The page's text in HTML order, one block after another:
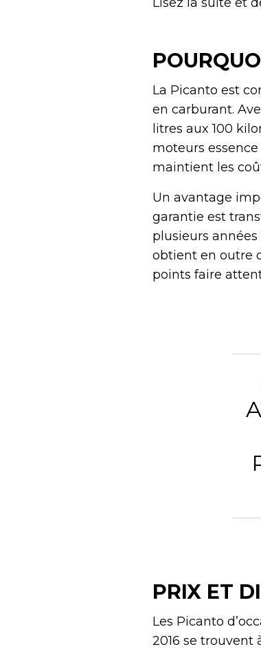
La Picanto est
en carburant.
litres aux 100
moteurs
maintient les
Un avantage
garantie est
plusieurs
obtient en outre
points faire
PRIX ET
Les Picanto
2016 se trouvent